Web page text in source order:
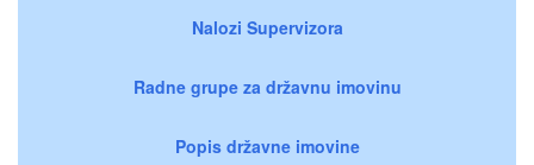
Nalozi Supervizora
Radne grupe za državnu imovinu
Popis državne imovine